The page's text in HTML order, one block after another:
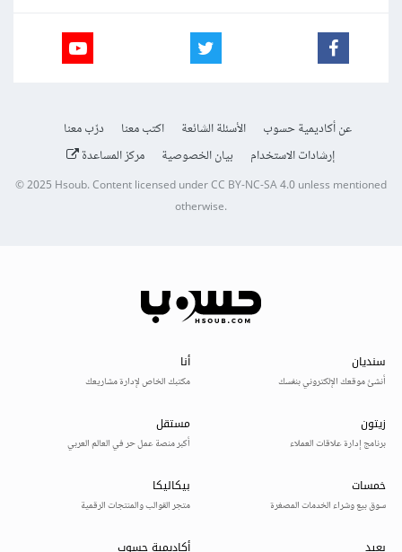
عن أكاديمية حسوب الأسئلة الشائعة اكتب معنا
درّب معنا
إرشادات الاستخدام
بيان الخصوصية مركز المساعدة
© 2025Hsoub.Content licensed underCC BY-NC-SA 4.0unless mentioned
otherwise.